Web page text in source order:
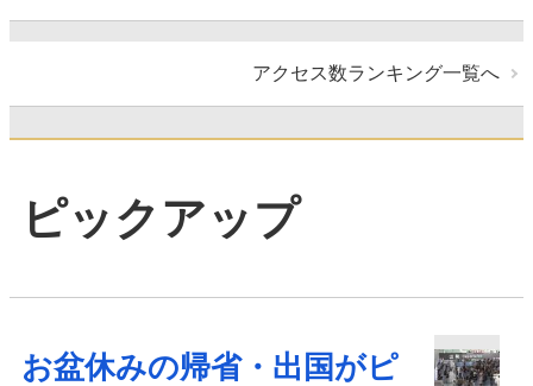
アクセス数ランキング一覧へ
ピックアップ
お盆休みの帰省・出国がピ